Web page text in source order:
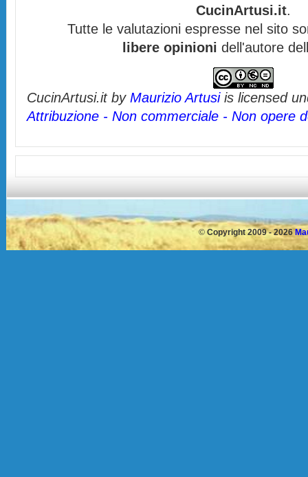
CucinArtusi.it.
Tutte le valutazioni espresse nel sito
libere opinioni dell'autore
CucinArtusi.itby Maurizio Artusiis licensed
Attribuzione - Non commerciale - Non opere
© Copyright 2009 - 2026